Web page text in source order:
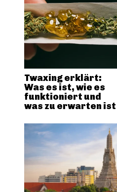
Twaxing erklärt:
Was es ist, wie es
funktioniert und
was zu erwarten ist